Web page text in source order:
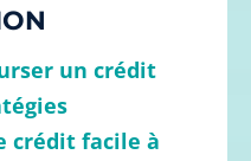
un crédit
crédit facile à